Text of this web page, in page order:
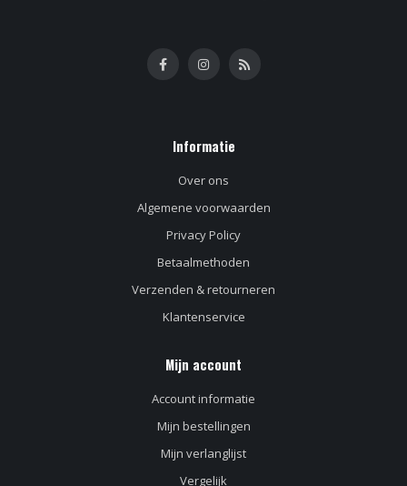
Informatie
Over ons
Algemene voorwaarden
Privacy Policy
Betaalmethoden
Verzenden & retourneren
Klantenservice
Mijn account
Account informatie
Mijn bestellingen
Mijn verlanglijst
Vergelijk